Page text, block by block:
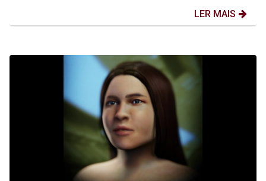
LER MAIS